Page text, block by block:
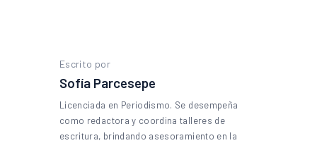
Escrito por
Sofía Parcesepe
Licenciada en Periodismo. Se desempeña
como redactora y coordina talleres de
escritura, brindando asesoramiento en la